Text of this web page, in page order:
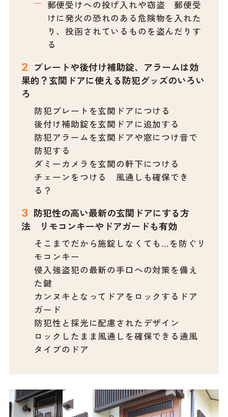
郵便受けへの投げ入れや窃盗 郵便受
けに発火の恐れのある危険物を入れた
り、投函されているものを盗んだりす
る
プレートや後付け補助錠、アラームは効
果的？玄関ドアに使える防犯グッズのいろい
ろ
防犯プレートを玄関ドアにつける
後付け補助錠を玄関ドアに追加する
防犯アラームを玄関ドアや窓につけ音で
防犯する
ダミーカメラを玄関の軒下につける
チェーンをつける 風通しも確保でき
る？
防犯性の高い最新の玄関ドアにする方
法 リモコンキーやドアガードも有効
そこまでだから施錠しなくても…を防ぐリ
モコンキー
侵入強盗犯の最新の手口への対策を備え
た鍵
カンヌキとなってドアをロックするドア
ガード
防犯性と採光に配慮されたデザイン
ロックしたまま風通しを確保できる通風
タイプのドア